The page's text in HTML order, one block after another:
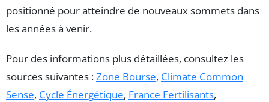
positionné pour atteindre de nouveaux sommets dans
les années à venir.
Pour des informations plus détaillées, consultez les
sources suivantes :Zone Bourse, Climate Common
Sense, Cycle Énergétique, France Fertilisants,